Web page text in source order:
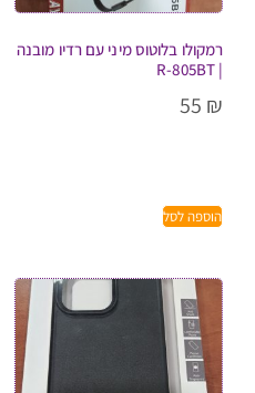
רמקולו בלוטוס מיני עם רדיו מובנה
| R-805BT
55 ₪
הוספה לסל